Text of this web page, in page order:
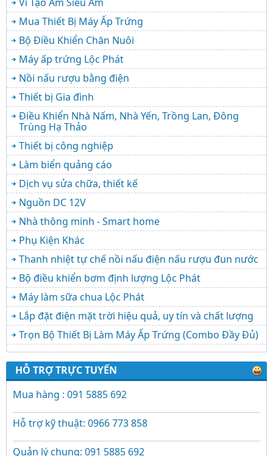
Mua Thiết Bị Máy Ấp Trứng
Bộ Điều Khiển Chăn Nuôi
Máy ấp trứng Lộc Phát
Nồi nấu rượu bằng điện
Thiết bị Gia đình
Điều Khiển Nhà Nấm, Nhà Yến, Trồng Lan, Đông
Trùng Hạ Thảo
Thiết bị công nghiệp
Làm biển quảng cáo
Dịch vụ sửa chữa, thiết kế
Nguồn DC 12V
Nhà thông minh - Smart home
Phụ Kiện Khác
Thanh nhiệt tự chế nồi nấu điện nấu rượu đun nước
Bộ điều khiển bơm định lượng Lộc Phát
Máy làm sữa chua Lộc Phát
Lắp đặt điện mặt trời hiệu quả, uy tín và chất lượng
Trọn Bộ Thiết Bị Làm Máy Ấp Trứng (Combo Đầy Đủ)
HỖ TRỢ TRỰC TUYẾN
Mua hàng : 091 5885 692
Hỗ trợ kỹ thuật: 0966 773 858
Quản lý chung: 091 5885 692